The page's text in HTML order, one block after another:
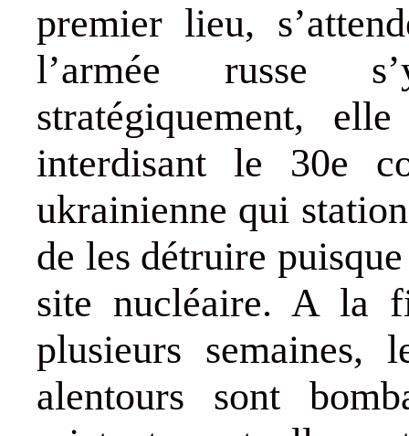
premier lieu,
l’armée russe
stratégiquement,
interdisant le 30e
ukrainienne qui
de les détruire
site nucléaire. A la
plusieurs
alentours sont